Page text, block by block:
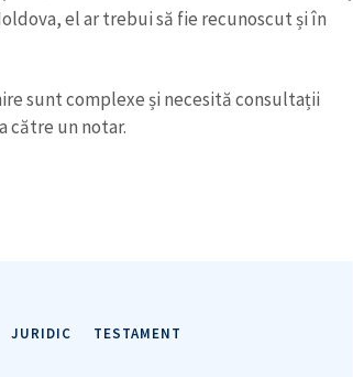
el ar trebui să fie recunoscut și în
sunt complexe și necesită consultații
către un notar.
JURIDIC TESTAMENT